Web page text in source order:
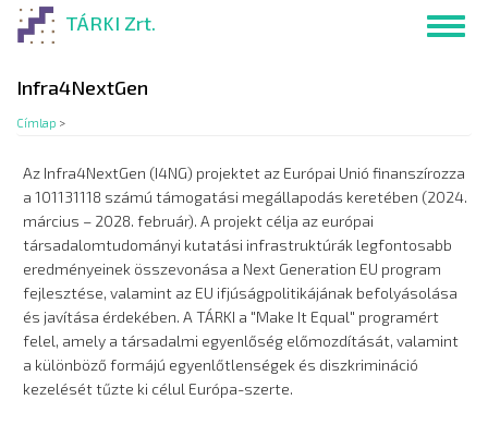
Ugrás
TÁRKI Zrt.
Infra4NextGen
Címlap >
Az Infra4NextGen (I4NG) projektet az Európai Unió finanszírozza
a 101131118 számú támogatási megállapodás keretében (2024.
március – 2028. február). A projekt célja az európai
társadalomtudományi kutatási infrastruktúrák legfontosabb
eredményeinek összevonása a Next Generation EU program
fejlesztése, valamint az EU ifjúságpolitikájának befolyásolása
és javítása érdekében. A TÁRKI a "Make It Equal" programért
felel, amely a társadalmi egyenlőség előmozdítását, valamint
a különböző formájú egyenlőtlenségek és diszkrimináció
kezelését tűzte ki célul Európa-szerte.